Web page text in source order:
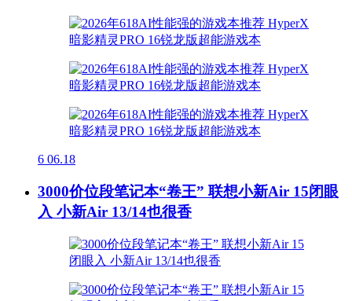
6 06.18
3000价位段笔记本“卷王” 联想小新Air 15闭眼
入 小新Air 13/14也很香